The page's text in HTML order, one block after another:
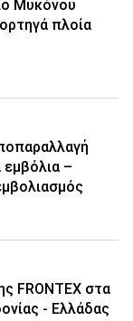
Μυκόνου
πλοία
–
FRONTEX στα
- Ελλάδας